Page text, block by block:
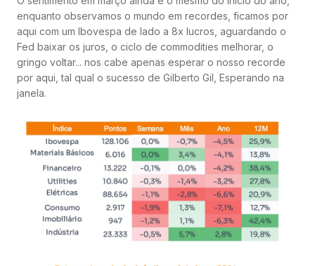
enquanto observamos o mundo em recordes, ficamos por
aqui com um Ibovespa de lado a 8x lucros, aguardando o
Fed baixar os juros, o ciclo de commodities melhorar, o
gringo voltar... nos cabe apenas esperar o nosso recorde
por aqui, tal qual o sucesso de Gilberto Gil, Esperando na
janela.